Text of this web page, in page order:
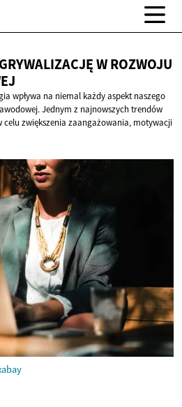
W ROZWOJU
wpływa na niemal każdy aspekt naszego
Jednym z najnowszych trendów
zwiększenia zaangażowania, motywacji